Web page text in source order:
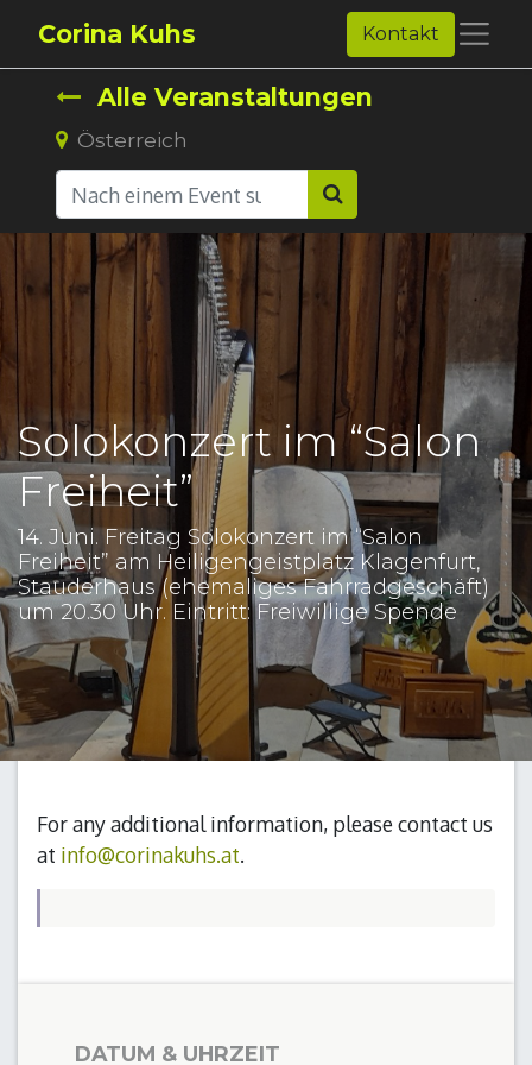
Corina Kuhs Kontakt
Alle Veranstaltungen
Österreich
Solokonzert im “Salon
Freiheit”
14. Juni. Freitag Solokonzert im “Salon
Freiheit” am Heiligengeistplatz Klagenfurt,
Stauderhaus (ehemaliges Fahrradgeschäft)
um 20.30 Uhr. Eintritt: Freiwillige Spende
For any additional information, please contact us
at info@corinakuhs.at.
DATUM & UHRZEIT